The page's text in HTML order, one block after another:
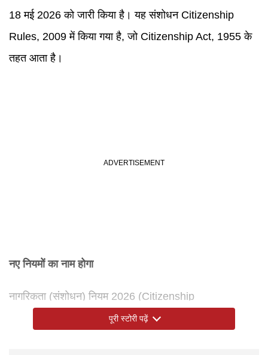
18 मई 2026 को जारी किया है। यह संशोधन Citizenship
Rules, 2009 में किया गया है, जो Citizenship Act, 1955 के
तहत आता है।
नए नियमों का नाम होगा
नागरिकता (संशोधन) नियम 2026 (Citizenship
(Amendment) Rules, 2026)
पूरी स्टोरी पढ़ें